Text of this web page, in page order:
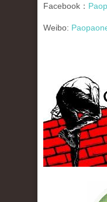
Facebook：
Weibo: